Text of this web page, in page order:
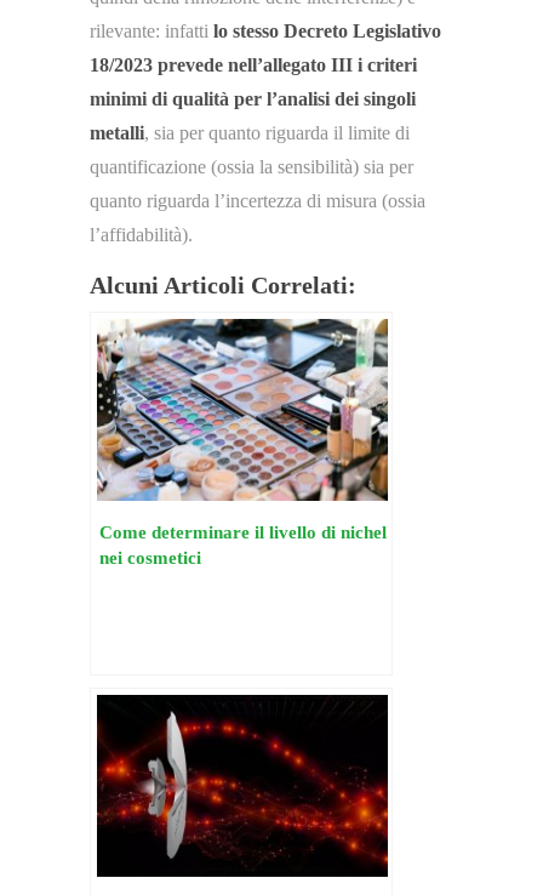
rilevante: infatti lo stesso Decreto Legislativo
18/2023 prevede nell’allegato III i criteri
minimi di qualità per l’analisi dei singoli
metalli, sia per quanto riguarda il limite di
quantificazione (ossia la sensibilità) sia per
quanto riguarda l’incertezza di misura (ossia
l’affidabilità).
Alcuni Articoli Correlati:
Come determinare il livello di nichel
nei cosmetici